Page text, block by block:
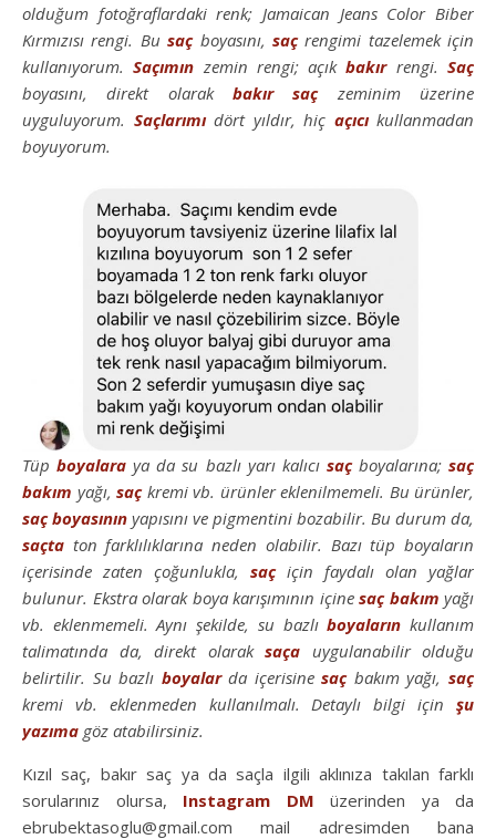
olduğum fotoğraflardaki renk; Jamaican Jeans Color Biber
Kırmızısı rengi. Busaçboyasını, saçrengimi tazelemek için
kullanıyorum.Saçımın zemin rengi; açıkbakırrengi.Saç
boyasını, direkt olarak bakır saçzeminim üzerine
uyguluyorum. Saçlarımıdört yıldır, hiç açıcıkullanmadan
boyuyorum.
Tüpboyalara ya da su bazlı yarı kalıcı saçboyalarına;saç
bakım yağı, saçkremi vb. ürünler eklenilmemeli. Bu ürünler,
saç boyasının yapısını ve pigmentini bozabilir. Bu durum da,
saçta ton farklılıklarına neden olabilir. Bazı tüp boyaların
içerisinde zaten çoğunlukla, saçiçin faydalı olan yağlar
bulunur. Ekstra olarak boya karışımının içine saç bakım yağı
vb. eklenmemeli. Aynı şekilde, su bazlıboyaların kullanım
talimatında da, direkt olarak saça uygulanabilir olduğu
belirtilir. Su bazlı boyalarda içerisinesaçbakım yağı,saç
kremi vb. eklenmeden kullanılmalı. Detaylı bilgi için şu
yazıma göz atabilirsiniz.
Kızıl saç, bakır saç ya da saçla ilgili aklınıza takılan farklı
sorularınız olursa, Instagram DM üzerinden ya da
ebrubektasoglu@gmail.com mail adresimden bana